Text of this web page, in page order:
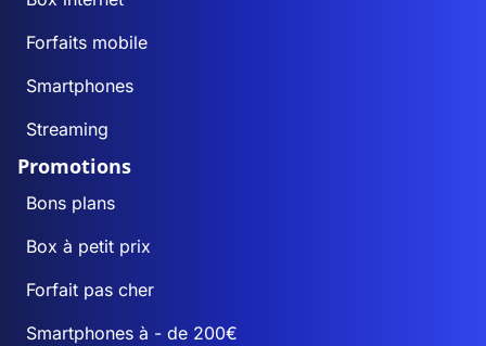
Forfaits mobile
Smartphones
Streaming
Promotions
Bons plans
Box à petit prix
Forfait pas cher
Smartphones à - de 200€